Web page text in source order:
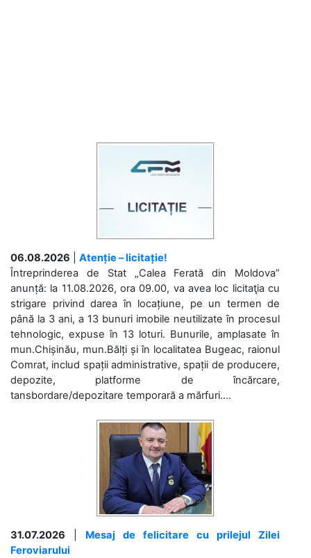
06.08.2026
Atenție – licitație!
Întreprinderea de Stat „Calea Ferată din Moldova”
anunță: la 11.08.2026, ora 09.00, va avea loc licitaţia cu
strigare privind darea în locațiune, pe un termen de
până la 3 ani, a 13 bunuri imobile neutilizate în procesul
tehnologic, expuse în 13 loturi. Bunurile, amplasate în
mun.Chișinău, mun.Bălți și în localitatea Bugeac, raionul
Comrat, includ spații administrative, spații de producere,
depozite, platforme de încărcare,
tansbordare/depozitare temporară a mărfuri....
31.07.2026
Mesaj de felicitare cu prilejul Zilei
Feroviarului